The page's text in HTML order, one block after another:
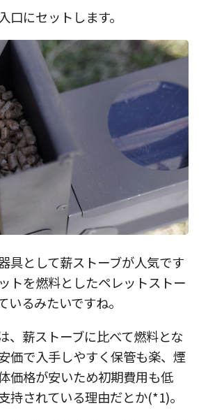
口にセットします。
具として薪ストーブが人気です
トを燃料としたペレットストー
いるみたいですね。
、薪ストーブに比べて燃料とな
価で入手しやすく保管も楽、煙
価格が安いため初期費用も低
持されている理由だとか(*1)。